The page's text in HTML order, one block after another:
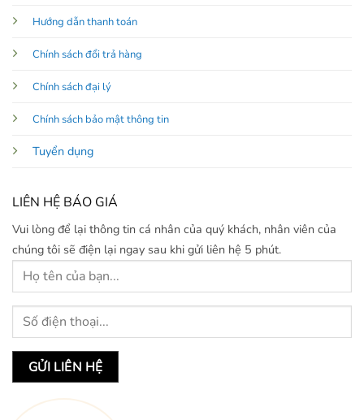
Hướng dẫn thanh toán
Chính sách đổi trả hàng
Chính sách đại lý
Chính sách bảo mật thông tin
Tuyển dụng
LIÊN HỆ BÁO GIÁ
Vui lòng để lại thông tin cá nhân của quý khách, nhân viên của
chúng tôi sẽ điện lại ngay sau khi gửi liên hệ 5 phút.